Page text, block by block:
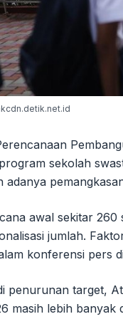
sekolah
adanya
awal sekitar
jumlah.
konferensi pers
penurunan target,
masih lebih